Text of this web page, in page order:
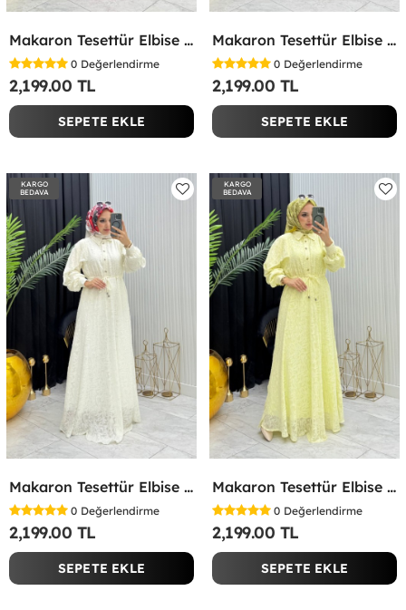
Makaron Tesettür Elbise Pembe Pembe
0 Değerlendirme
2,199.00 TL
SEPETE EKLE
Makaron Tesettür Elbise Kahverengi Kahverengi
0 Değerlendirme
2,199.00 TL
SEPETE EKLE
KARGO
BEDAVA
Makaron Tesettür Elbise Beyaz Beyaz
0 Değerlendirme
2,199.00 TL
SEPETE EKLE
KARGO
BEDAVA
Makaron Tesettür Elbise Sarı Sarı
0 Değerlendirme
2,199.00 TL
SEPETE EKLE